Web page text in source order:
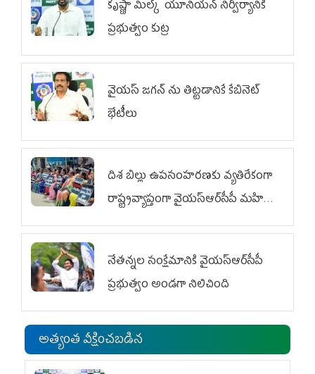
కృష్ణా మిల్క్‌ యూనియన్‌ నిర్వీర్యానికి
ప్రభుత్వం కుట్ర
వైయ‌స్ జగన్‌ ను తిట్టడానికే కేబినెట్‌
భేటీలు
దిశ బిల్లు ఉపసంహరణకు వ్యతిరేకంగా
రాష్ట్రవ్యాప్తంగా వైయ‌స్ఆర్‌సీపీ మహిళా
విభాగం ఆందోళనలు
నేతన్నల సంక్షేమానికి వైయ‌స్ఆర్‌సీపీ
ప్రభుత్వం అండగా నిలిచింది
అత్యంత వీక్షించబడిన